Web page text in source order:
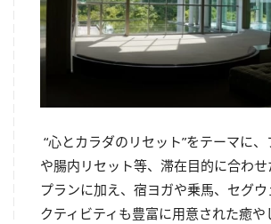
“心とカラダのリセット”をテーマに
や腸内リセット等、滞在目的に合わ
プランに加え、宿ヨガや乗馬、セグ
クティビティも豊富に用意された癒や